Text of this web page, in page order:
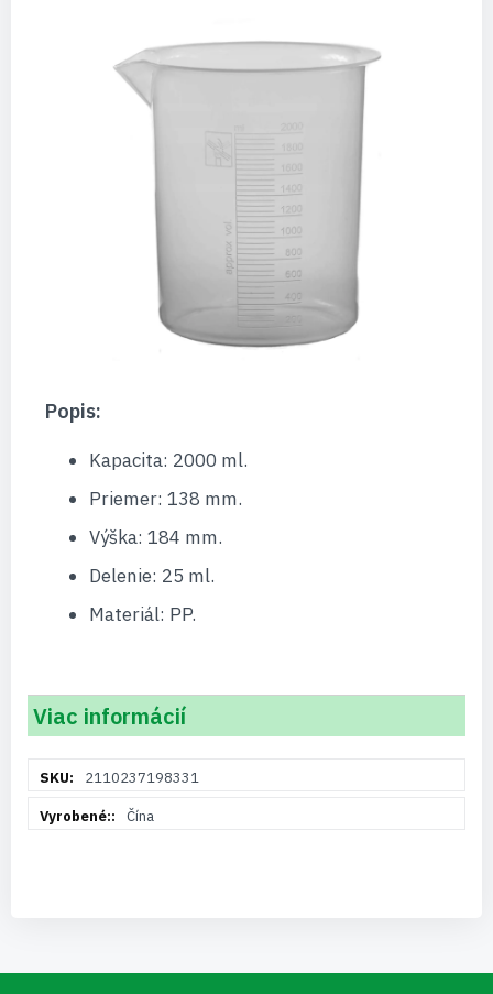
Popis:
Kapacita: 2000 ml.
Priemer: 138 mm.
Výška: 184 mm.
Delenie: 25 ml.
Materiál: PP.
Viac informácií
informácií2110237198331
Čína